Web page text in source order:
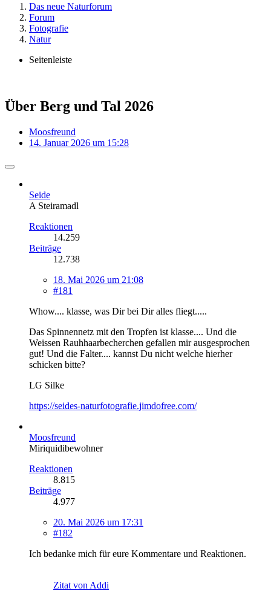
Das neue Naturforum
Forum
Fotografie
Natur
Seitenleiste
Über Berg und Tal 2026
Moosfreund
14. Januar 2026 um 15:28
Seide
A Steiramadl
Reaktionen
14.259
Beiträge
12.738
18. Mai 2026 um 21:08
#181
Whow.... klasse, was Dir bei Dir alles fliegt.....
Das Spinnennetz mit den Tropfen ist klasse.... Und die
Weissen Rauhhaarbecherchen gefallen mir ausgesprochen
gut! Und die Falter.... kannst Du nicht welche hierher
schicken bitte?
LG Silke
https://seides-naturfotografie.jimdofree.com/
Moosfreund
Miriquidibewohner
Reaktionen
8.815
Beiträge
4.977
20. Mai 2026 um 17:31
#182
Ich bedanke mich für eure Kommentare und Reaktionen.
Zitat von Addi